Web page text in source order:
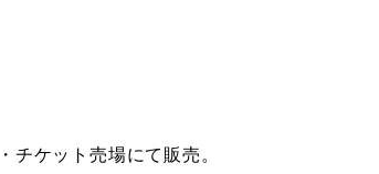
ケット売場にて販売。